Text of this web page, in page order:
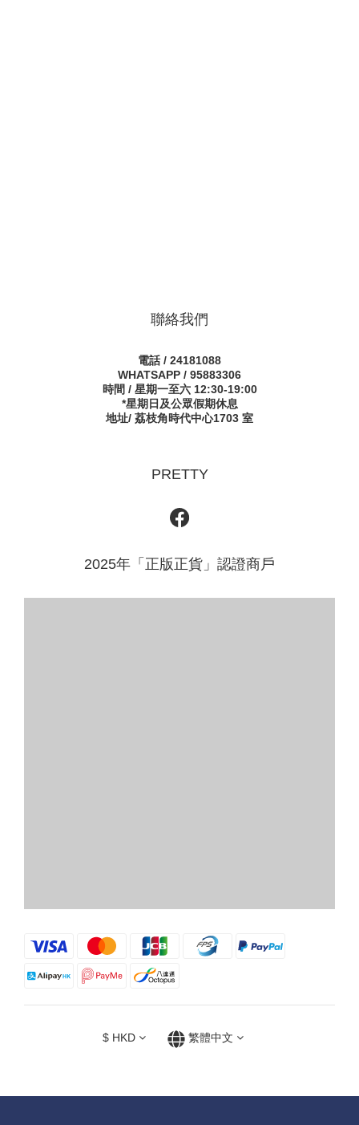
聯絡我們
電話 / 24181088
WHATSAPP / 95883306
時間 / 星期一至六 12:30-19:00
*星期日及公眾假期休息
地址/ 荔枝角時代中心1703 室
PRETTY
2025年「正版正貨」認證商戶
$ HKD 繁體中文